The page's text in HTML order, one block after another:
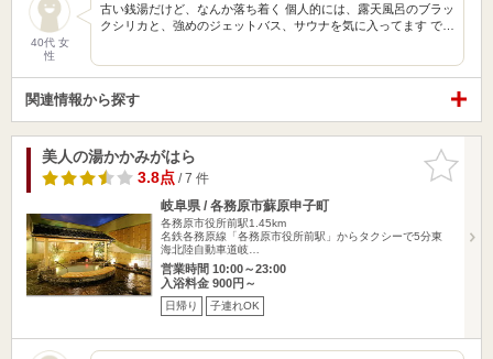
40代 女
性
古い銭湯だけど、なんか落ち着く 個人的には、露天風呂のブラッ
クシリカと、強めのジェットバス、サウナを気に入ってます で…
関連情報から探す
お気に入
りに追加
美人の湯かかみがはら
3.8点/ 7 件
岐阜県 / 各務原市蘇原申子町
各務原市役所前駅1.45km
名鉄各務原線「各務原市役所前駅」からタクシーで5分東
海北陸自動車道岐…
営業時間 10:00～23:00
入浴料金 900円～
日帰り 子連れOK